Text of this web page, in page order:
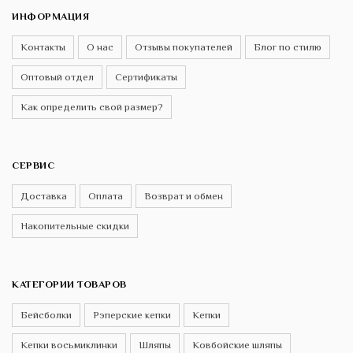
ИНФОРМАЦИЯ
Контакты О нас Отзывы покупателей Блог по стилю
Оптовый отдел Сертификаты
Как определить свой размер?
СЕРВИС
Доставка Оплата Возврат и обмен
Накопительные скидки
КАТЕГОРИИ ТОВАРОВ
Бейсболки Рэперские кепки Кепки
Кепки восьмиклинки Шляпы Ковбойские шляпы